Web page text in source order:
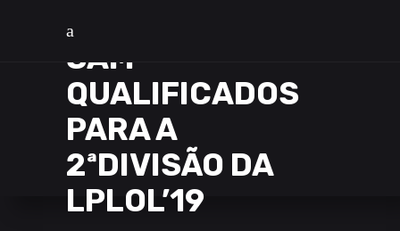
SAM
QUALIFICADOS
PARA A
2ªDIVISÃO DA
LPLOL’19